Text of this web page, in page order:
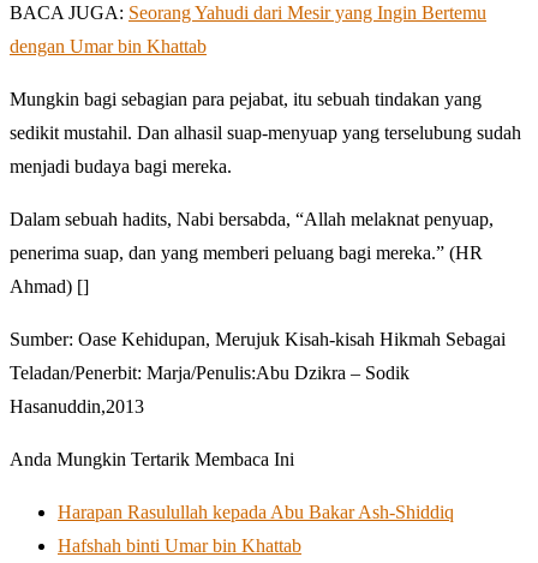
BACA JUGA: Seorang Yahudi dari Mesir yang Ingin Bertemu
dengan Umar bin Khattab
Mungkin bagi sebagian para pejabat, itu sebuah tindakan yang
sedikit mustahil. Dan alhasil suap-menyuap yang terselubung sudah
menjadi budaya bagi mereka.
Dalam sebuah hadits, Nabi bersabda, “Allah melaknat penyuap,
penerima suap, dan yang memberi peluang bagi mereka.” (HR
Ahmad) []
Sumber: Oase Kehidupan, Merujuk Kisah-kisah Hikmah Sebagai
Teladan/Penerbit: Marja/Penulis:Abu Dzikra – Sodik
Hasanuddin,2013
Anda Mungkin Tertarik Membaca Ini
Harapan Rasulullah kepada Abu Bakar Ash-Shiddiq
Hafshah binti Umar bin Khattab